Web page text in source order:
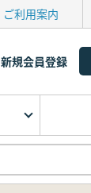
ご利用案内
新規会員登録